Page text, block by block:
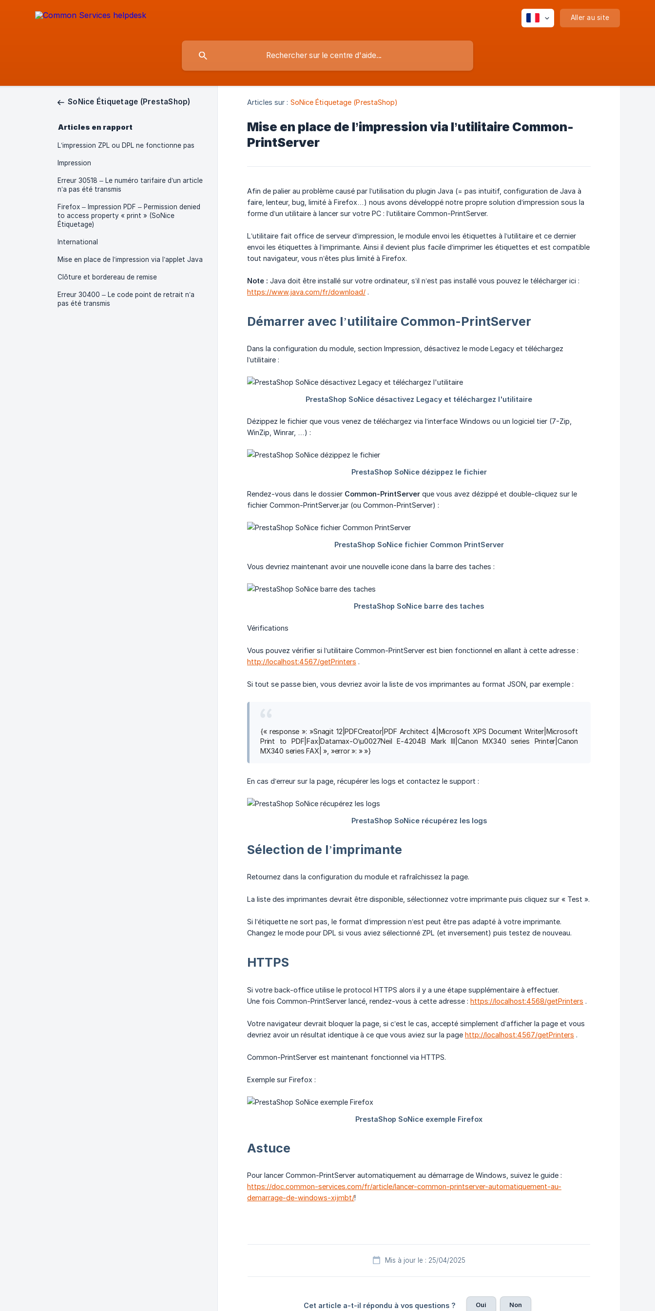
Aller au site
SoNice Étiquetage (PrestaShop)
Articles en rapport
L’impression ZPL ou DPL ne fonctionne pas
Impression
Erreur 30518 – Le numéro tarifaire d’un article
n’a pas été transmis
Firefox – Impression PDF – Permission denied
to access property « print » (SoNice
Étiquetage)
International
Mise en place de l’impression via l’applet Java
Clôture et bordereau de remise
Erreur 30400 – Le code point de retrait n’a
pas été transmis
Articles sur : SoNice Étiquetage (PrestaShop)
Mise en place de l’impression via l’utilitaire Common-
PrintServer
Afin de palier au problème causé par l’utilisation du plugin Java (= pas intuitif, configuration de Java à
faire, lenteur, bug, limité à Firefox…) nous avons développé notre propre solution d’impression sous la
forme d’un utilitaire à lancer sur votre PC : l’utilitaire Common-PrintServer.
L’utilitaire fait office de serveur d’impression, le module envoi les étiquettes à l’utilitaire et ce dernier
envoi les étiquettes à l’imprimante. Ainsi il devient plus facile d’imprimer les étiquettes et est compatible
tout navigateur, vous n’êtes plus limité à Firefox.
Note : Java doit être installé sur votre ordinateur, s’il n’est pas installé vous pouvez le télécharger ici :
https://www.java.com/fr/download/ .
Démarrer avec l’utilitaire Common-PrintServer
Dans la configuration du module, section Impression, désactivez le mode Legacy et téléchargez
l’utilitaire :
Dézippez le fichier que vous venez de téléchargez via l’interface Windows ou un logiciel tier (7-Zip,
WinZip, Winrar, …) :
Rendez-vous dans le dossier Common-PrintServer que vous avez dézippé et double-cliquez sur le
fichier Common-PrintServer.jar (ou Common-PrintServer) :
Vous devriez maintenant avoir une nouvelle icone dans la barre des taches :
Vérifications
Vous pouvez vérifier si l’utilitaire Common-PrintServer est bien fonctionnel en allant à cette adresse :
http://localhost:4567/getPrinters .
Si tout se passe bien, vous devriez avoir la liste de vos imprimantes au format JSON, par exemple :
{« response »: »Snagit 12|PDFCreator|PDF Architect 4|Microsoft XPS Document Writer|Microsoft
Print to PDF|Fax|Datamax-O\u0027Neil E-4204B Mark III|Canon MX340 series Printer|Canon
MX340 series FAX| », »error »: » »}
En cas d’erreur sur la page, récupérer les logs et contactez le support :
Sélection de l’imprimante
Retournez dans la configuration du module et rafraîchissez la page.
La liste des imprimantes devrait être disponible, sélectionnez votre imprimante puis cliquez sur « Test ».
Si l’étiquette ne sort pas, le format d’impression n’est peut être pas adapté à votre imprimante.
Changez le mode pour DPL si vous aviez sélectionné ZPL (et inversement) puis testez de nouveau.
HTTPS
Si votre back-office utilise le protocol HTTPS alors il y a une étape supplémentaire à effectuer.
Une fois Common-PrintServer lancé, rendez-vous à cette adresse : https://localhost:4568/getPrinters .
Votre navigateur devrait bloquer la page, si c’est le cas, accepté simplement d’afficher la page et vous
devriez avoir un résultat identique à ce que vous aviez sur la page http://localhost:4567/getPrinters .
Common-PrintServer est maintenant fonctionnel via HTTPS.
Exemple sur Firefox :
Astuce
Pour lancer Common-PrintServer automatiquement au démarrage de Windows, suivez le guide :
https://doc.common-services.com/fr/article/lancer-common-printserver-automatiquement-au-
demarrage-de-windows-xijmbt/!
Mis à jour le : 25/04/2025
Cet article a-t-il répondu à vos questions ? Oui Non